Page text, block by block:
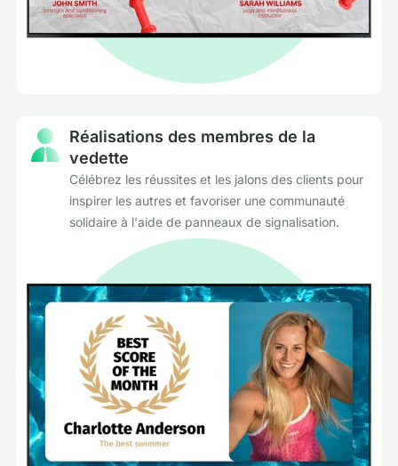
Réalisations des membres de la
vedette
Célébrez les réussites et les jalons des clients pour
inspirer les autres et favoriser une communauté
solidaire à l'aide de panneaux de signalisation.